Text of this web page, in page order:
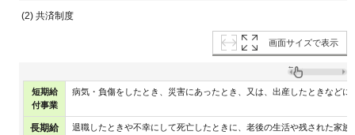
(2) 共済制度
画面サイズで表示
短期給
付事業
病気・負傷をしたとき、災害にあったとき、又は、出産したときなど
長期給
退職したときや不幸にして死亡したときに、老後の生活や残された家